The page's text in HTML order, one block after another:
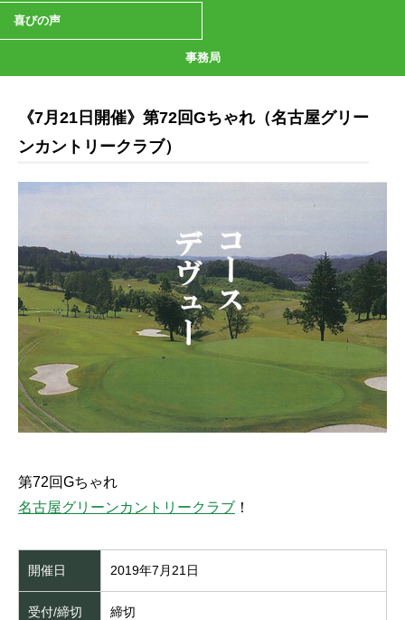
喜びの声
事務局
《7月21日開催》第72回Gちゃれ（名古屋グリー
ンカントリークラブ）
第72回Gちゃれ
名古屋グリーンカントリークラブ ！
開催日 2019年7月21日
受付/締切 締切